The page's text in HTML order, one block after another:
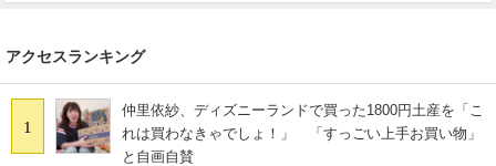
アクセスランキング
1
仲里依紗、ディズニーランドで買った1800円土産を「こ
れは買わなきゃでしょ！」 「すっごい上手お買い物」
と自画自賛